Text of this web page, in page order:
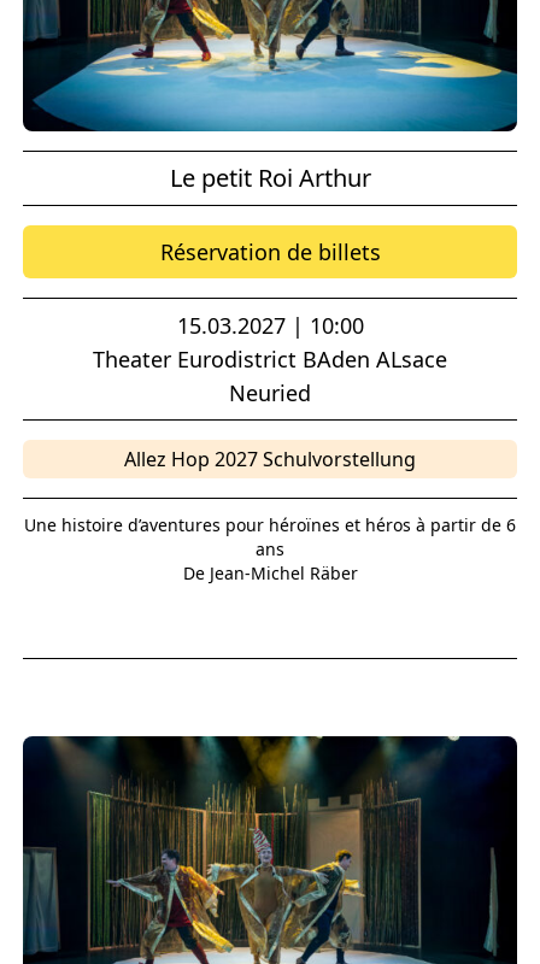
Le petit Roi Arthur
Réservation de billets
15.03.2027 | 10:00
Theater Eurodistrict BAden ALsace
Neuried
Allez Hop 2027 Schulvorstellung
Une histoire d’aventures pour héroïnes et héros à partir de 6
ans
De Jean-Michel Räber